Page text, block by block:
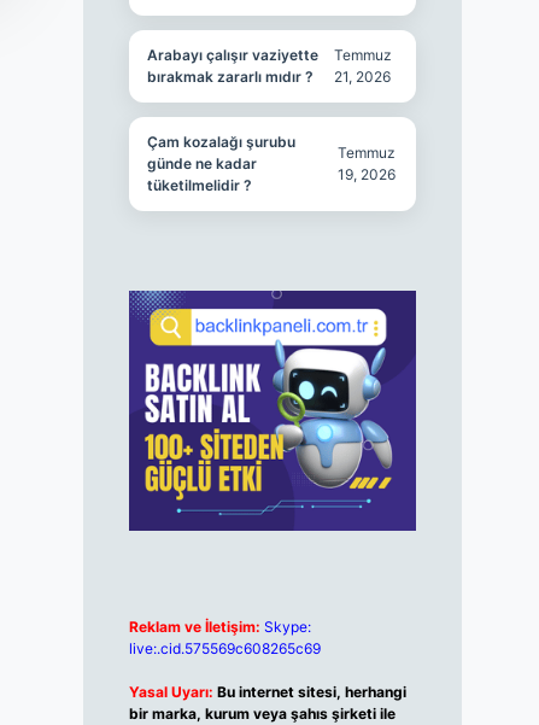
Arabayı çalışır vaziyette
bırakmak zararlı mıdır ?
Temmuz
21, 2026
Çam kozalağı şurubu
günde ne kadar
tüketilmelidir ?
Temmuz
19, 2026
Reklam ve İletişim: Skype:
live:.cid.575569c608265c69
Yasal Uyarı: Bu internet sitesi, herhangi
bir marka, kurum veya şahıs şirketi ile